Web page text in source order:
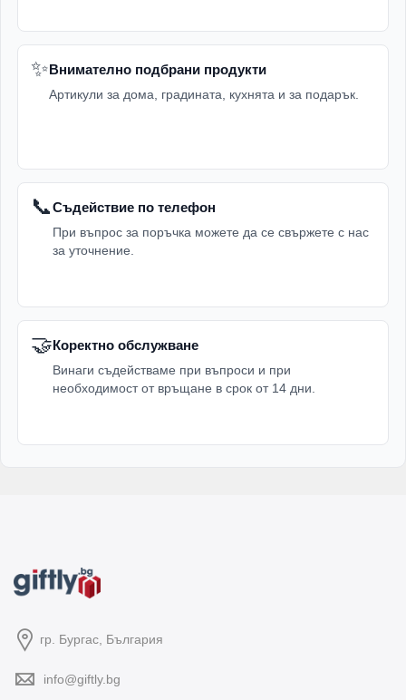
✨Внимателно подбрани продукти
Артикули за дома, градината, кухнята и за подарък.
📞Съдействие по телефон
При въпрос за поръчка можете да се свържете с нас
за уточнение.
🤝Коректно обслужване
Винаги съдействаме при въпроси и при
необходимост от връщане в срок от 14 дни.
гр. Бургас, България
info@giftly.bg